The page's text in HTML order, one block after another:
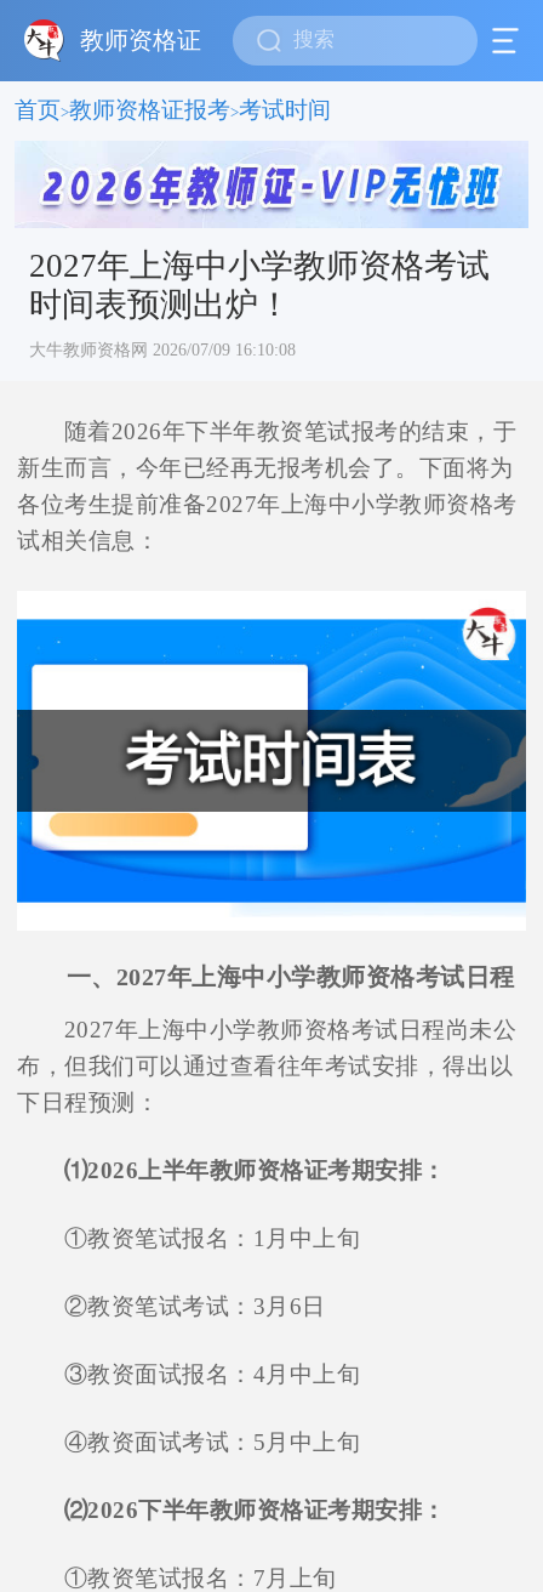
教师资格证
首页>教师资格证报考>考试时间
2027年上海中小学教师资格考试
时间表预测出炉！
大牛教师资格网 2026/07/09 16:10:08
随着2026年下半年教资笔试报考的结束，于
新生而言，今年已经再无报考机会了。下面将为
各位考生提前准备2027年上海中小学教师资格考
试相关信息：
一、2027年上海中小学教师资格考试日程
2027年上海中小学教师资格考试日程尚未公
布，但我们可以通过查看往年考试安排，得出以
下日程预测：
⑴2026上半年教师资格证考期安排：
①教资笔试报名：1月中上旬
②教资笔试考试：3月6日
③教资面试报名：4月中上旬
④教资面试考试：5月中上旬
⑵2026下半年教师资格证考期安排：
①教资笔试报名：7月上旬